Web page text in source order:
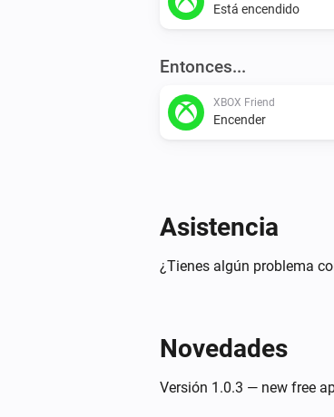
Está encendido
Entonces...
XBOX Friend
Encender
Asistencia
¿Tienes algún problema
Novedades
Versión 1.0.3 — new free